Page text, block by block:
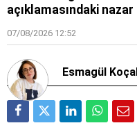
açıklamasındaki
07/08/2026 12:52
Esmagül